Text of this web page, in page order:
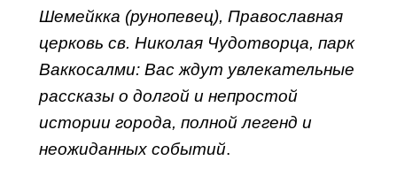
Шемейкка (рунопевец), Православная
церковь св. Николая Чудотворца, парк
Ваккосалми: Вас ждут увлекательные
рассказы о долгой и непростой
истории города, полной легенд и
неожиданных событий.